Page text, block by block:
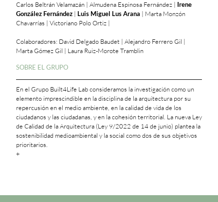
Carlos Beltrán Velamazán | Almudena Espinosa Fernández | Irene
González Fernández | Luis Miguel Lus Arana | Marta Monzón
Chavarrías | Victoriano Polo Ortiz |
Colaboradores: David Delgado Baudet | Alejandro Ferrero Gil |
Marta Gómez Gil | Laura Ruiz-Morote Tramblin
SOBRE EL GRUPO
En el Grupo Built4Life Lab consideramos la investigación como un
elemento imprescindible en la disciplina de la arquitectura por su
repercusión en el medio ambiente, en la calidad de vida de los
ciudadanos y las ciudadanas, y en la cohesión territorial. La nueva Ley
de Calidad de la Arquitectura (Ley 9/2022 de 14 de junio) plantea la
sostenibilidad medioambiental y la social como dos de sus objetivos
prioritarios.
+